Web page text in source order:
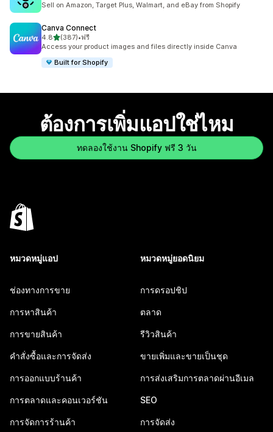
Sell on Amazon, Target Plus, Walmart, and eBay from Shopify
Canva Connect
4.8เต็ม 5 ดาว
(387)
ทั้งหมด 387 รีวิว
•ฟรี
Access your product images and files directly inside Canva
Built for Shopify
ต้องการเพิ่มแอปใช่ไหม
ทดลองใช้งาน Shopify ฟรี 3 วัน
หมวดหมู่แอป
ช่องทางการขาย
การหาสินค้า
การขายสินค้า
คำสั่งซื้อและการจัดส่ง
การออกแบบร้านค้า
การตลาดและคอนเวอร์ชัน
การจัดการร้านค้า
หมวดหมู่ยอดนิยม
การดรอปชิป
ตลาด
รีวิวสินค้า
ขายเพิ่มและขายเป็นชุด
การส่งเสริมการตลาดผ่านอีเมล
SEO
การจัดส่ง